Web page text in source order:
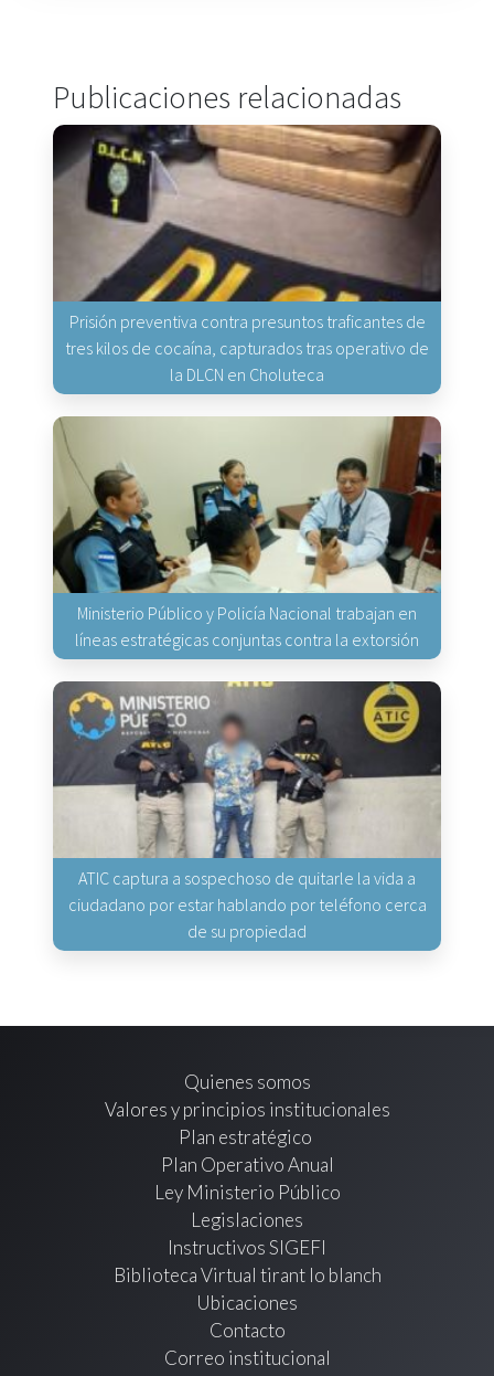
Publicaciones relacionadas
Prisión preventiva contra presuntos traficantes de
tres kilos de cocaína, capturados tras operativo de
la DLCN en Choluteca
Ministerio Público y Policía Nacional trabajan en
líneas estratégicas conjuntas contra la extorsión
ATIC captura a sospechoso de quitarle la vida a
ciudadano por estar hablando por teléfono cerca
de su propiedad
Quienes somos
Valores y principios institucionales
Plan estratégico
Plan Operativo Anual
Ley Ministerio Público
Legislaciones
Instructivos SIGEFI
Biblioteca Virtual tirant lo blanch
Ubicaciones
Contacto
Correo institucional